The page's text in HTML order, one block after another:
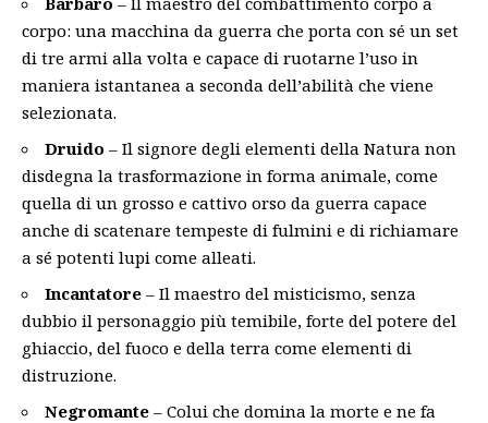
corpo: una macchina da guerra che porta con sé un set
di tre armi alla volta e capace di ruotarne l’uso in
maniera istantanea a seconda dell’abilità che viene
selezionata.
Druido – Il signore degli elementi della Natura non
disdegna la trasformazione in forma animale, come
quella di un grosso e cattivo orso da guerra capace
anche di scatenare tempeste di fulmini e di richiamare
a sé potenti lupi come alleati.
Incantatore – Il maestro del misticismo, senza
dubbio il personaggio più temibile, forte del potere del
ghiaccio, del fuoco e della terra come elementi di
distruzione.
Negromante – Colui che domina la morte e ne fa